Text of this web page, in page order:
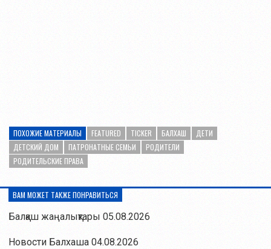
ПОХОЖИЕ МАТЕРИАЛЫ FEATURED TICKER БАЛХАШ
ДЕТИ
ДЕТСКИЙ ДОМ
ПАТРОНАТНЫЕ СЕМЬИ
РОДИТЕЛИ
РОДИТЕЛЬСКИЕ ПРАВА
ВАМ МОЖЕТ ТАКЖЕ ПОНРАВИТЬСЯ
Балқаш жаңалықтары 05.08.2026
Новости Балхаша 04.08.2026